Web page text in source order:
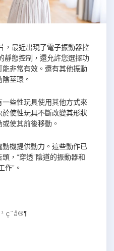
，最近出現了電子振動器控
靜態控制，還允許您選擇功
非常有效。還有其他振動
莖環。
些性玩具使用其他方式來
使性玩具不斷改變其形狀
使其前後移動。
機提供動力。這些動作已
，“穿透”陰道的振動器和
作”。